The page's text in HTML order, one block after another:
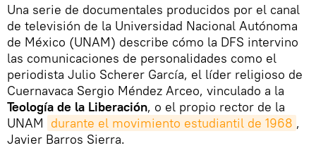
Una serie de documentales producidos por el canal
de televisión de la Universidad Nacional Autónoma
de México (UNAM) describe cómo la DFS intervino
las comunicaciones de personalidades como el
periodista Julio Scherer García, el líder religioso de
Cuernavaca Sergio Méndez Arceo, vinculado a la
Teología de la Liberación, o el propio rector de la
UNAM durante el movimiento estudiantil de 1968 ,
Javier Barros Sierra.